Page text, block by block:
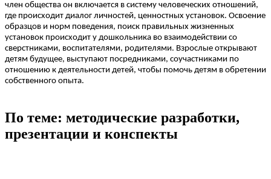
член общества он включается в систему человеческих отношений,
где происходит диалог личностей, ценностных установок. Освоение
образцов и норм поведения, поиск правильных жизненных
установок происходит у дошкольника во взаимодействии со
сверстниками, воспитателями, родителями. Взрослые открывают
детям будущее, выступают посредниками, соучастниками по
отношению к деятельности детей, чтобы помочь детям в обретении
собственного опыта.
По теме: методические разработки,
презентации и конспекты